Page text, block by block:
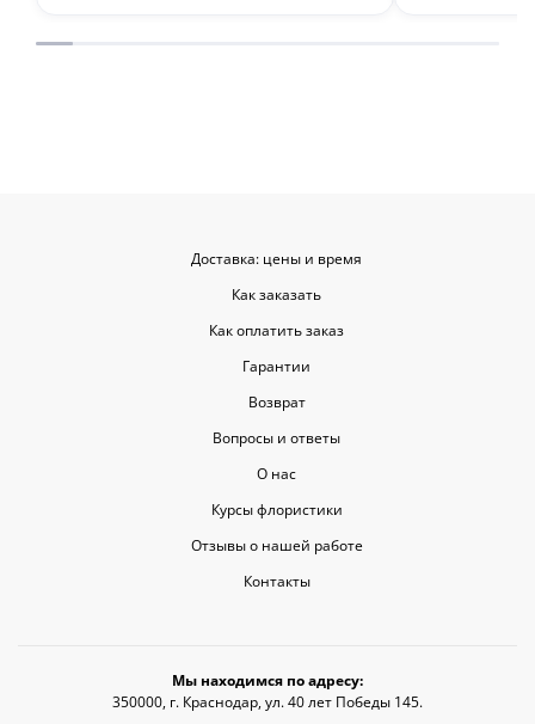
приятными. Однозначно буду
Доставка: цены и время
Как заказать
Как оплатить заказ
Гарантии
Возврат
Вопросы и ответы
О нас
Курсы флористики
Отзывы о нашей работе
Контакты
Мы находимся по адресу:
350000, г. Краснодар, ул. 40 лет Победы 145.